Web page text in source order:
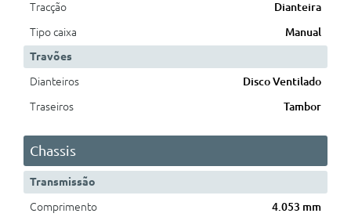
Tracção
Dianteira
Tipo caixa
Manual
Travões
Dianteiros
Disco Ventilado
Traseiros
Tambor
Chassis
Transmissão
Comprimento
4.053 mm